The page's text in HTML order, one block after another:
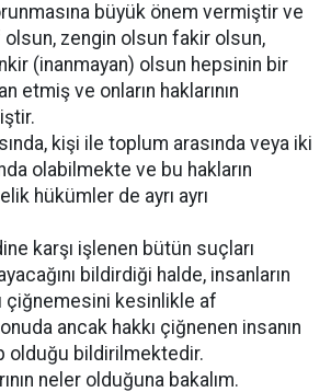
büyük önem vermiştir ve
olsun, zengin olsun fakir olsun,
(inanmayan) olsun hepsinin bir
etmiş ve onların haklarının
kişi ile toplum arasında veya iki
olabilmekte ve bu hakların
hükümler de ayrı ayrı
karşı işlenen bütün suçları
bildirdiği halde, insanların
çiğnemesini kesinlikle af
ancak hakkı çiğnenen insanın
olduğu bildirilmektedir.
neler olduğuna bakalım.